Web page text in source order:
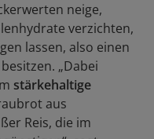
neige,
verzichten,
lassen, also einen
„Dabei
stärkehaltige
aus
Reis, die im